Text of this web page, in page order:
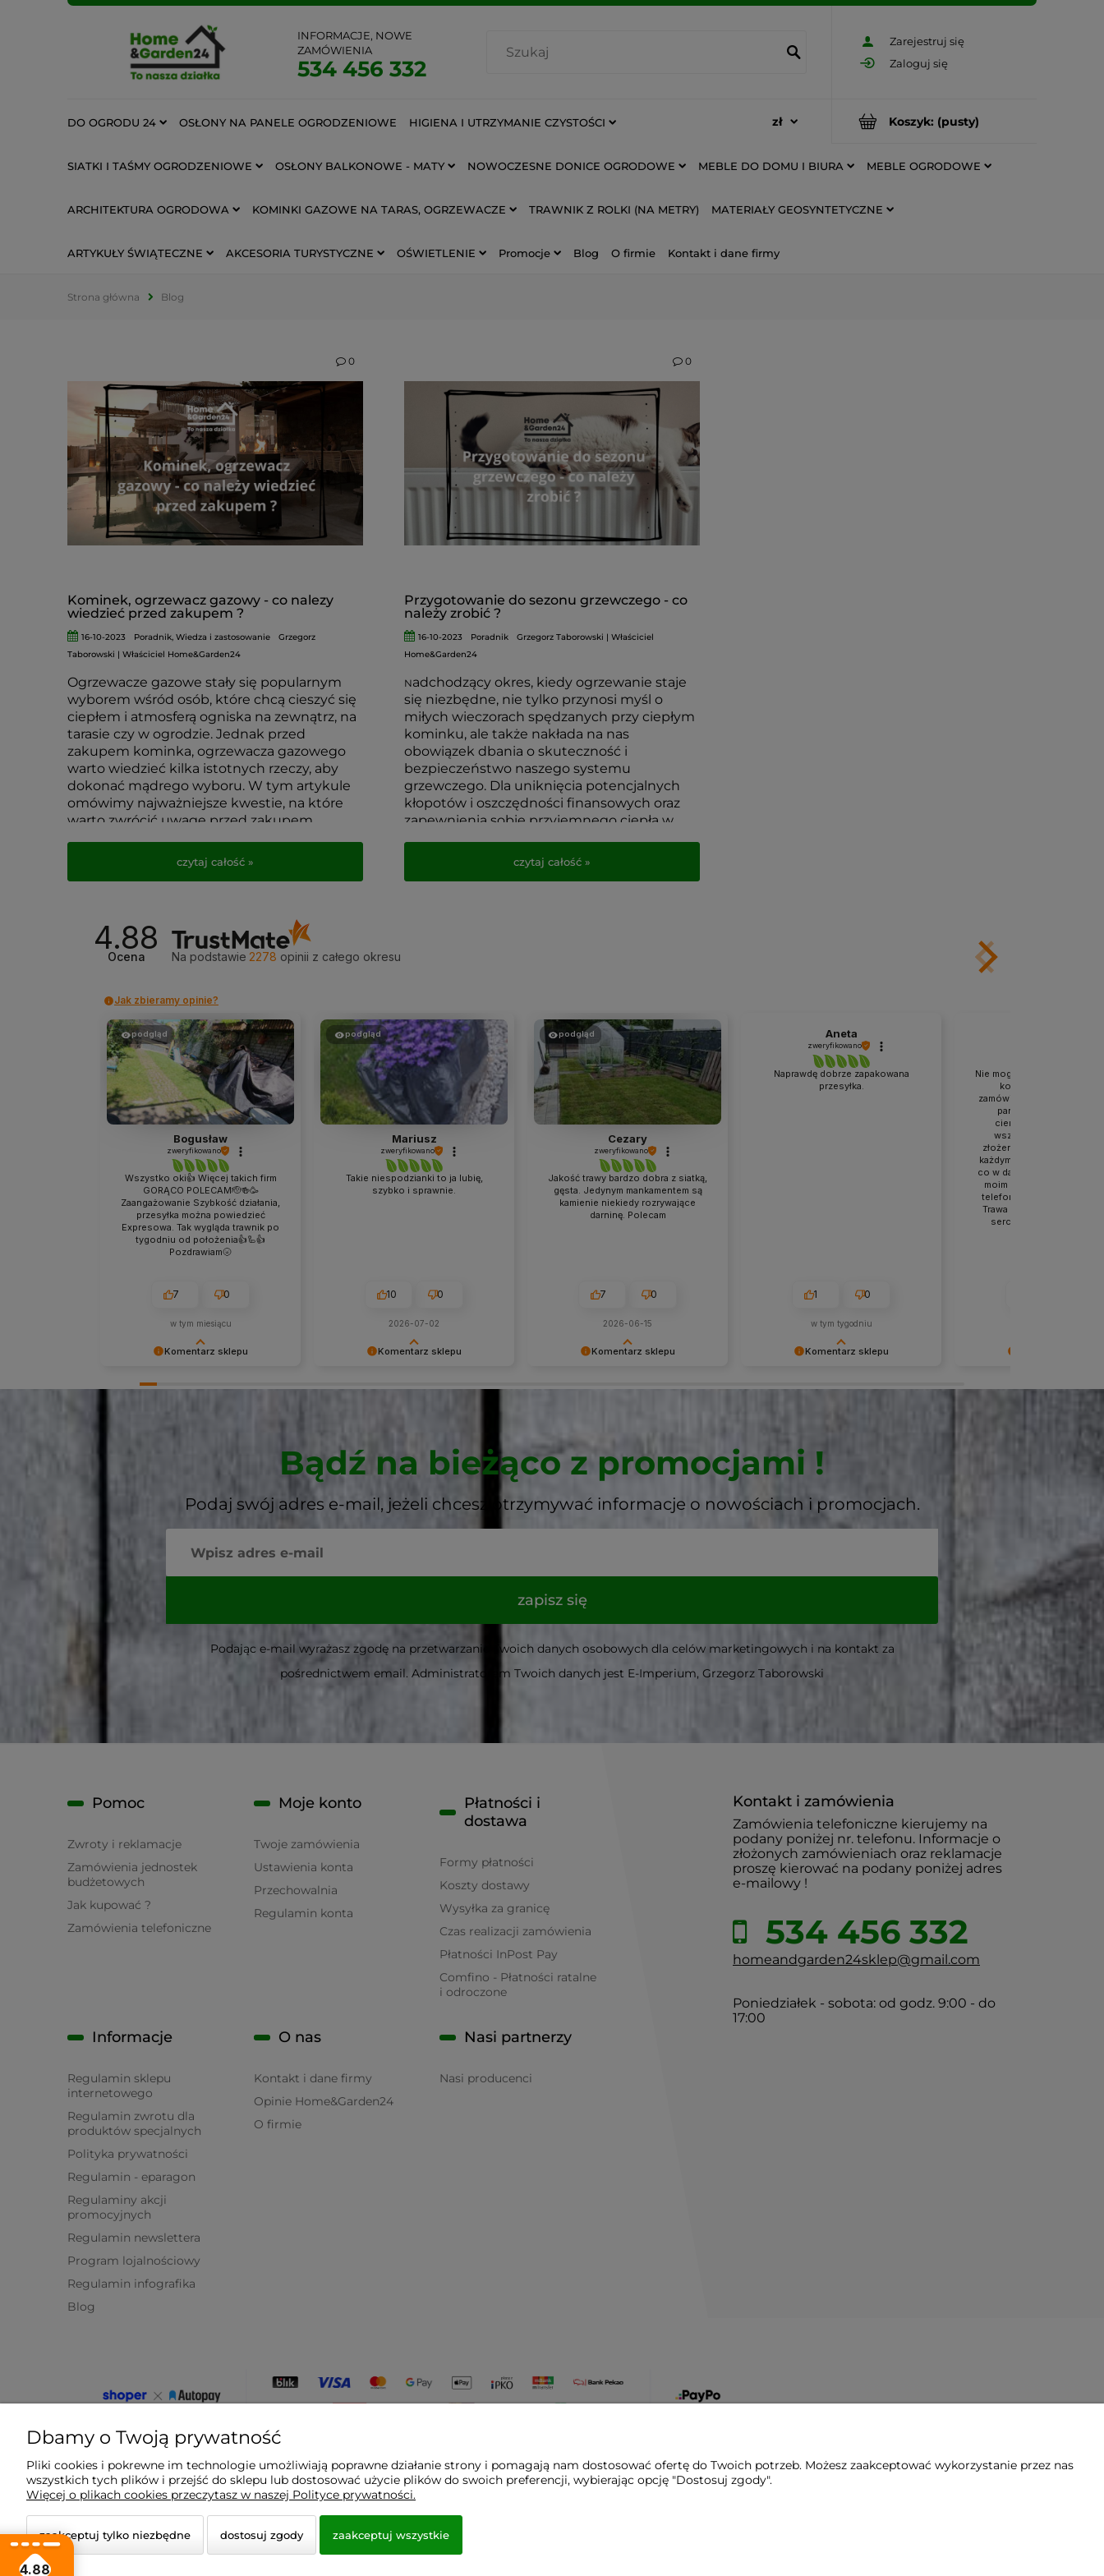
Zarejestruj się
Zaloguj się
INFORMACJE, NOWE
ZAMÓWIENIA
534 456 332
Koszyk: (pusty)
DO OGRODU 24 OSŁONY NA PANELE OGRODZENIOWE HIGIENA I UTRZYMANIE CZYSTOŚCI
SIATKI I TAŚMY OGRODZENIOWE OSŁONY BALKONOWE - MATY NOWOCZESNE DONICE OGRODOWE MEBLE DO DOMU I BIURA MEBLE OGRODOWE
ARCHITEKTURA OGRODOWA KOMINKI GAZOWE NA TARAS, OGRZEWACZE TRAWNIK Z ROLKI (NA METRY) MATERIAŁY GEOSYNTETYCZNE
ARTYKUŁY ŚWIĄTECZNE AKCESORIA TURYSTYCZNE OŚWIETLENIE Promocje Blog O firmie Kontakt i dane firmy
Strona główna Blog
Kominek, ogrzewacz gazowy - co nalezy
wiedzieć przed zakupem ?
0
16-10-2023 Poradnik,Wiedza i zastosowanie
Grzegorz
Taborowski | Właściciel Home&Garden24
Ogrzewacze gazowe stały się popularnym
wyborem wśród osób, które chcą cieszyć się
ciepłem i atmosferą ogniska na zewnątrz, na
tarasie czy w ogrodzie. Jednak przed
zakupem kominka, ogrzewacza gazowego
warto wiedzieć kilka istotnych rzeczy, aby
dokonać mądrego wyboru. W tym artykule
omówimy najważniejsze kwestie, na które
warto zwrócić uwagę przed zakupem
czytaj całość »
Przygotowanie do sezonu grzewczego - co
należy zrobić ?
0
16-10-2023 Poradnik
Grzegorz Taborowski | Właściciel
Home&Garden24
Nadchodzący okres, kiedy ogrzewanie staje
się niezbędne, nie tylko przynosi myśl o
miłych wieczorach spędzanych przy ciepłym
kominku, ale także nakłada na nas
obowiązek dbania o skuteczność i
bezpieczeństwo naszego systemu
grzewczego. Dla uniknięcia potencjalnych
kłopotów i oszczędności finansowych oraz
zapewnienia sobie przyjemnego ciepła w
instalacji grzewczej i odpowiednie jej
przygotowanie. Kiedy i przez kogo można
czytaj całość »
4.88
Ocena Na podstawie 2278 opinii z całego okresu
Jak zbieramy opinie?
Komentarz sklepu
Jest ona dla nas bardzo ważna, aby
podgląd
Bogusław
zweryfikowano
Wszystko oki👍 Więcej takich firm
GORĄCO POLECAM🫡🍻🥳
Zaangażowanie Szybkość działania,
przesyłka można powiedzieć
Expresowa. Tak wygląda trawnik po
tygodniu od położenia👍🦾👍
Pozdrawiam🌝
7 0
w tym miesiącu
Komentarz sklepu
Jest ona dla nas bardzo ważna, aby
wrócisz do nas ponownie.
podgląd
Mariusz
zweryfikowano
Takie niespodzianki to ja lubię,
szybko i sprawnie.
10 0
2026-07-02
Komentarz sklepu
Jest ona dla nas bardzo ważna, aby
wrócisz do nas ponownie.
podgląd
Cezary
zweryfikowano
Jakość trawy bardzo dobra z siatką,
gęsta. Jedynym mankamentem są
kamienie niekiedy rozrywające
darninę. Polecam
7 0
2026-06-15
Komentarz sklepu
Jest ona dla nas bardzo ważna, aby
wrócisz do nas ponownie.
Aneta
zweryfikowano
Naprawdę dobrze zapakowana
przesyłka.
1 0
w tym tygodniu
Jest ona dla nas bardzo
wrócisz do nas ponownie.
Nie mogę powiedzieć złego
kontakt przed
zamówienia był
pan z którym
cierpliwie odpowiedział
wszystkie moje pytania.
złożeniu zamówienia
każdym etapie byłam
co w danym momencie się
moim zamówieniem, był
telefoniczny, a dostawa na
Trawa jest przepiękna, z
sercem polecam
Bądź na bieżąco z promocjami !
Podaj swój adres e-mail, jeżeli chcesz otrzymywać informacje o nowościach i promocjach.
zapisz się
Podając e-mail wyrażasz zgodę na przetwarzanie Twoich danych osobowych dla celów marketingowych i na kontakt za
pośrednictwem email. Administratorem Twoich danych jest E-Imperium, Grzegorz Taborowski
Kontakt i zamówienia
Zamówienia telefoniczne kierujemy na
podany poniżej nr. telefonu. Informacje o
złożonych zamówieniach oraz reklamacje
proszę kierować na podany poniżej adres
e-mailowy !
534 456 332
homeandgarden24sklep@gmail.com
Poniedziałek - sobota: od godz. 9:00 - do
17:00
Pomoc
Zwroty i reklamacje
Zamówienia jednostek
budżetowych
Jak kupować ?
Zamówienia telefoniczne
Moje konto
Twoje zamówienia
Ustawienia konta
Przechowalnia
Regulamin konta
Płatności i
dostawa
Formy płatności
Koszty dostawy
Wysyłka za granicę
Czas realizacji zamówienia
Płatności InPost Pay
Comfino - Płatności ratalne
i odroczone
Informacje
Regulamin sklepu
internetowego
Regulamin zwrotu dla
produktów specjalnych
Polityka prywatności
Regulamin - eparagon
Regulaminy akcji
promocyjnych
Regulamin newslettera
Program lojalnościowy
Regulamin infografika
Blog
O nas
Kontakt i dane firmy
Opinie Home&Garden24
O firmie
Nasi partnerzy
Nasi producenci
© 2026 homeandgarden24.pl. Wszelkie prawa zastrzeżone.
Styl graficzny i aplikacje ShopGadget.pl Sklep internetowy Shoper.pl
4.88
Dbamy o Twoją prywatność
Pliki cookies i pokrewne im technologie umożliwiają poprawne działanie strony i pomagają nam dostosować ofertę do Twoich potrzeb. Możesz zaakceptować wykorzystanie przez nas
wszystkich tych plików i przejść do sklepu lub dostosować użycie plików do swoich preferencji, wybierając opcję "Dostosuj zgody".
Więcej o plikach cookies przeczytasz w naszej Polityce prywatności.
zaakceptuj tylko niezbędne dostosuj zgody zaakceptuj wszystkie